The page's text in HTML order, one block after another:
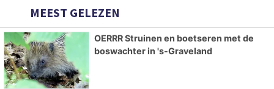
MEEST GELEZEN
OERRR Struinen en boetseren met de
boswachter in 's-Graveland